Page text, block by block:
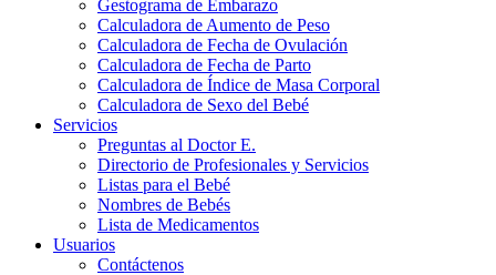
Gestograma de Embarazo
Calculadora de Aumento de Peso
Calculadora de Fecha de Ovulación
Calculadora de Fecha de Parto
Calculadora de Índice de Masa Corporal
Calculadora de Sexo del Bebé
Servicios
Preguntas al Doctor E.
Directorio de Profesionales y Servicios
Listas para el Bebé
Nombres de Bebés
Lista de Medicamentos
Usuarios
Contáctenos